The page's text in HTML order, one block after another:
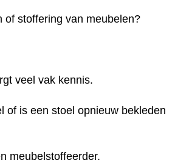
of stoffering van meubelen?
veel vak kennis.
of is een stoel opnieuw bekleden
meubelstoffeerder.